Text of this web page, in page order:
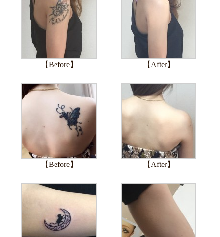
【Before】 【After】
【Before】 【After】